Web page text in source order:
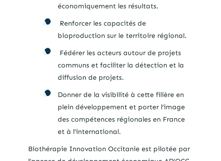
économiquement les résultats.
Renforcer les capacités de
bioproduction sur le territoire régional.
Fédérer les acteurs autour de projets
communs et faciliter la détection et la
diffusion de projets.
Donner de la visibilité à cette filière en
plein développement et porter l’image
des compétences régionales en France
et à l’international.
Biothérapie Innovation Occitanie est pilotée par